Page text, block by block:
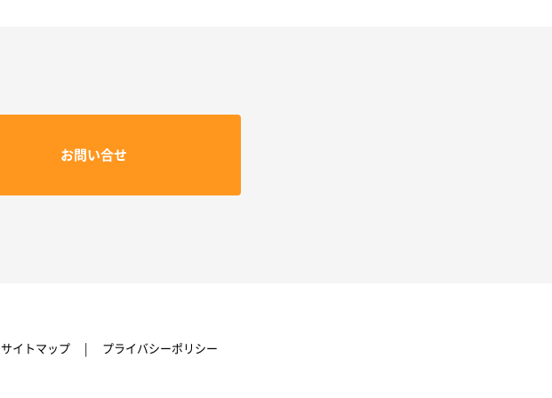
お問い合せ
サイトマップ プライバシーポリシー